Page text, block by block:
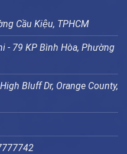
Cầu Kiệu, TPHCM
- 79 KP Bình Hòa, Phường
Bluff Dr, Orange County,